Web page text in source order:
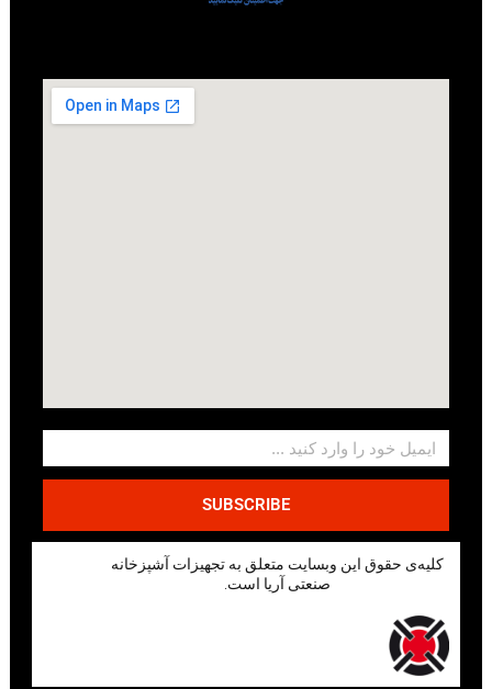
SUBSCRIBE
کلیه‌ی حقوق این وبسایت متعلق به تجهیزات آشپزخانه
صنعتی آریا است.